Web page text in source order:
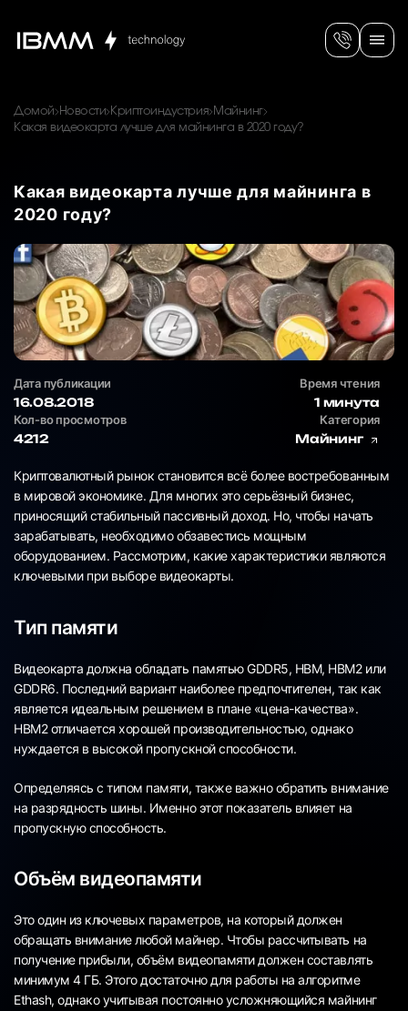
Домой Новости Криптоиндустрия Майнинг
Какая видеокарта лучше для майнинга в 2020 году?
Какая видеокарта лучше для майнинга в
2020 году?
Дата публикации
16.08.2018
Время чтения
1 минута
Кол-во просмотров
4212
Категория
Майнинг
Криптовалютный рынок становится всё более востребованным
в мировой экономике. Для многих это серьёзный бизнес,
приносящий стабильный пассивный доход. Но, чтобы начать
зарабатывать, необходимо обзавестись мощным
оборудованием. Рассмотрим, какие характеристики являются
ключевыми при выборе видеокарты.
Тип памяти
Видеокарта должна обладать памятью GDDR5, HBM, HBM2 или
GDDR6. Последний вариант наиболее предпочтителен, так как
является идеальным решением в плане «цена-качества».
HBM2 отличается хорошей производительностью, однако
нуждается в высокой пропускной способности.
Определяясь с типом памяти, также важно обратить внимание
на разрядность шины. Именно этот показатель влияет на
пропускную способность.
Объём видеопамяти
Это один из ключевых параметров, на который должен
обращать внимание любой майнер. Чтобы рассчитывать на
получение прибыли, объём видеопамяти должен составлять
минимум 4 ГБ. Этого достаточно для работы на алгоритме
Ethash, однако учитывая постоянно усложняющийся майнинг